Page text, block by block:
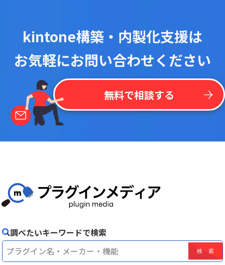
kintone構築・内製化支援は
お気軽にお問い合わせください
無料で相談する
調べたいキーワードで検索